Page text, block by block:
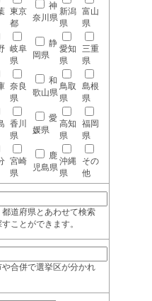
東京
都
神
奈川県
新潟
県
富山
県
岐阜
県
静
岡県
愛知
県
三重
県
奈良
県
和
歌山県
鳥取
県
島根
県
香川
県
愛
媛県
高知
県
福岡
県
宮崎
県
鹿
児島県
沖縄
県
その
他
道府県とあわせて検索
ことができます。
合併で選挙区が分かれ